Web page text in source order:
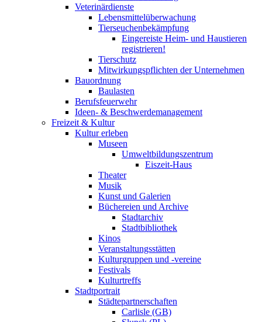
Veterinärdienste
Lebensmittelüberwachung
Tierseuchenbekämpfung
Eingereiste Heim- und Haustieren
registrieren!
Tierschutz
Mitwirkungspflichten der Unternehmen
Bauordnung
Baulasten
Berufsfeuerwehr
Ideen- & Beschwerdemanagement
Freizeit & Kultur
Kultur erleben
Museen
Umweltbildungszentrum
Eiszeit-Haus
Theater
Musik
Kunst und Galerien
Büchereien und Archive
Stadtarchiv
Stadtbibliothek
Kinos
Veranstaltungsstätten
Kulturgruppen und -vereine
Festivals
Kulturtreffs
Stadtportrait
Städtepartnerschaften
Carlisle (GB)